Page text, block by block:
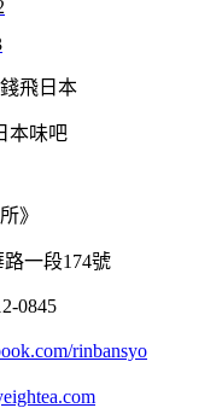
飛日本
本味吧
》
一段174號
0845
rinbansyo